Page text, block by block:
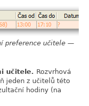
preference učitele —
učitele. Rozvrhová
jeden z učitelů této
hodiny (na